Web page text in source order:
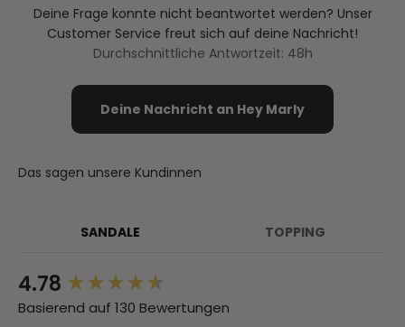
Deine Frage konnte nicht beantwortet werden? Unser
Customer Service freut sich auf deine Nachricht!
Durchschnittliche Antwortzeit: 48h
Deine Nachricht an Hey Marly
Das sagen unsere Kundinnen
SANDALE TOPPING
4.78
Basierend auf 130 Bewertungen
New content loaded